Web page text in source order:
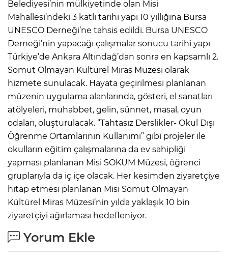
Belediyesi’nin mülkiyetinde olan Misi
Mahallesi’ndeki 3 katlı tarihi yapı 10 yıllığına Bursa
UNESCO Derneği’ne tahsis edildi. Bursa UNESCO
Derneği’nin yapacağı çalışmalar sonucu tarihi yapı
Türkiye’de Ankara Altındağ’dan sonra en kapsamlı 2.
Somut Olmayan Kültürel Miras Müzesi olarak
hizmete sunulacak. Hayata geçirilmesi planlanan
müzenin uygulama alanlarında, gösteri, el sanatları
atölyeleri, muhabbet, gelin, sünnet, masal, oyun
odaları, oluşturulacak. “Tahtasız Derslikler- Okul Dışı
Öğrenme Ortamlarının Kullanımı” gibi projeler ile
okulların eğitim çalışmalarına da ev sahipliği
yapması planlanan Misi SOKÜM Müzesi, öğrenci
gruplarıyla da iç içe olacak. Her kesimden ziyaretçiye
hitap etmesi planlanan Misi Somut Olmayan
Kültürel Miras Müzesi’nin yılda yaklaşık 10 bin
ziyaretçiyi ağırlaması hedefleniyor.
Yorum Ekle